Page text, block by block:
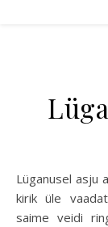
Lüganusel asju ajades kasutasime ära ka võimaluse kohalik
kirik üle
saime veidi